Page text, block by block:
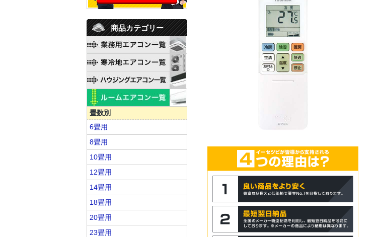
商品カテゴリー
畳数別
6畳用
8畳用
10畳用
12畳用
14畳用
18畳用
20畳用
23畳用